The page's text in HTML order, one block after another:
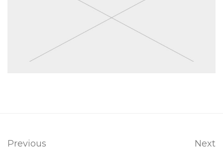
Previous Next